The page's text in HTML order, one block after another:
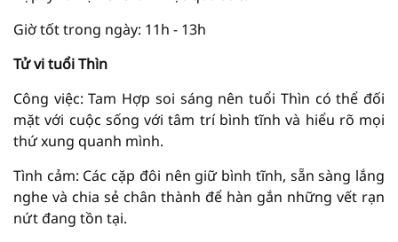
Giờ tốt trong ngày: 11h - 13h
Tử vi tuổi Thìn
Công việc: Tam Hợp soi sáng nên tuổi Thìn có thể đối
mặt với cuộc sống với tâm trí bình tĩnh và hiểu rõ mọi
thứ xung quanh mình.
Tình cảm: Các cặp đôi nên giữ bình tĩnh, sẵn sàng lắng
nghe và chia sẻ chân thành để hàn gắn những vết rạn
nứt đang tồn tại.